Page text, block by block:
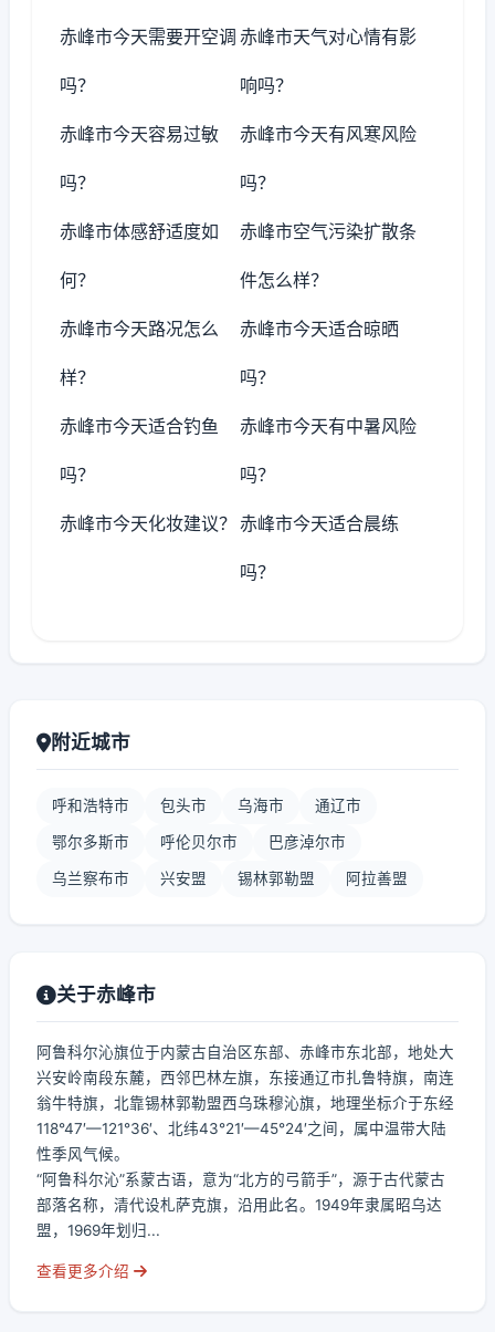
赤峰市今天需要开空调
吗？
赤峰市天气对心情有影
响吗？
赤峰市今天容易过敏
吗？
赤峰市今天有风寒风险
吗？
赤峰市体感舒适度如
何？
赤峰市空气污染扩散条
件怎么样？
赤峰市今天路况怎么
样？
赤峰市今天适合晾晒
吗？
赤峰市今天适合钓鱼
吗？
赤峰市今天有中暑风险
吗？
赤峰市今天化妆建议？ 赤峰市今天适合晨练
吗？
附近城市
呼和浩特市 包头市 乌海市 通辽市
鄂尔多斯市 呼伦贝尔市 巴彦淖尔市
乌兰察布市 兴安盟 锡林郭勒盟 阿拉善盟
关于赤峰市
阿鲁科尔沁旗位于内蒙古自治区东部、赤峰市东北部，地处大
兴安岭南段东麓，西邻巴林左旗，东接通辽市扎鲁特旗，南连
翁牛特旗，北靠锡林郭勒盟西乌珠穆沁旗，地理坐标介于东经
118°47′—121°36′、北纬43°21′—45°24′之间，属中温带大陆
性季风气候。
“阿鲁科尔沁”系蒙古语，意为“北方的弓箭手”，源于古代蒙古
部落名称，清代设札萨克旗，沿用此名。1949年隶属昭乌达
盟，1969年划归...
查看更多介绍